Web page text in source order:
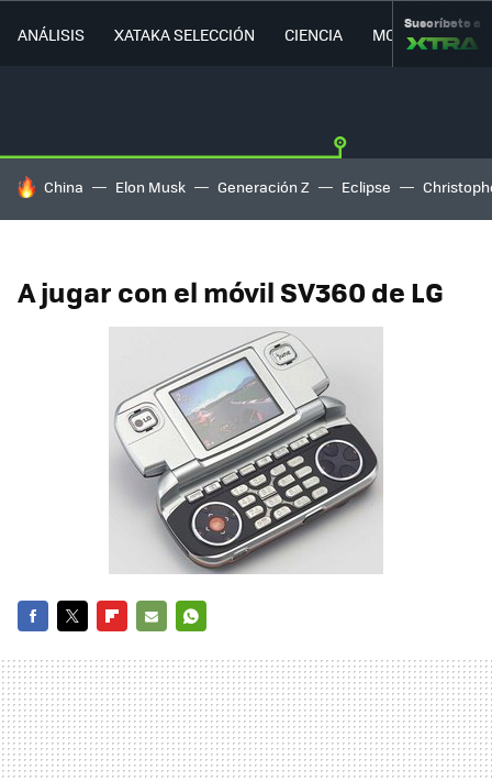
ANÁLISIS XATAKA SELECCIÓN CIENCIA MOVILIDAD
Suscríbete a
HOY SE HABLA DE
China Elon Musk Generación Z Eclipse
A jugar con el móvil SV360 de LG
MAIL